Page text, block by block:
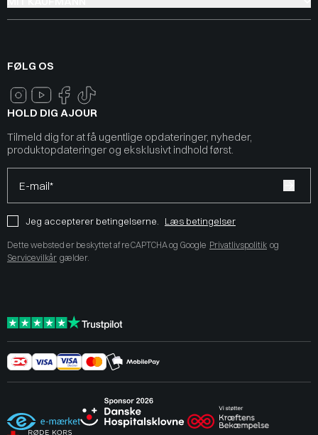
FØLG OS
HOLD DIG AJOUR
Tilmeld dig for at få ugentlige opdateringer, nyheder,
produktopdateringer og eksklusivt indhold først.
E-mail*
Jeg accepterer betingelserne. Læs betingelser
Dette websted er beskyttet af reCAPTCHA og Google Privatlivspolitik og
Servicevilkår gælder.